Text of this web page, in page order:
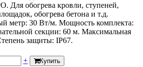
Для обогрева кровли, ступеней,
обогрева бетона и т.д.
метр: 30 Вт/м. Мощность комплекта:
секции: 60 м. Максимальная
защиты: IP67.
+ Купить